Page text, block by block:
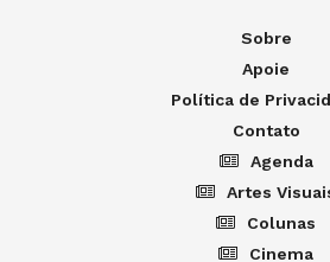
Sobre
Apoie
Política de
Contato
Agenda
Artes
Colunas
Cinema